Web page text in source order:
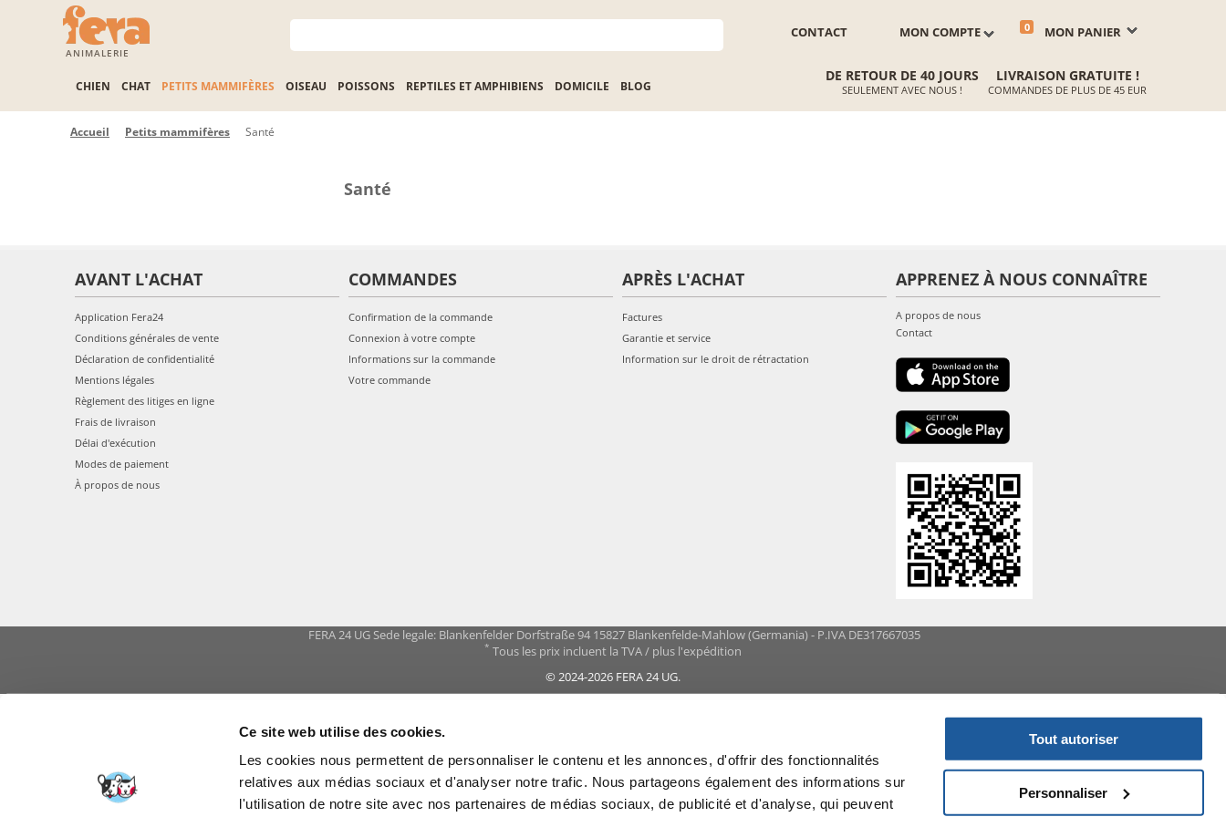
Ce site web utilise des cookies.
Les cookies nous permettent de personnaliser le contenu et les annonces, d'offrir des fonctionnalités
relatives aux médias sociaux et d'analyser notre trafic. Nous partageons également des informations sur
l'utilisation de notre site avec nos partenaires de médias sociaux, de publicité et d'analyse, qui peuvent
Tout autoriser
Personnaliser
ANIMALERIE
MON PANIER
0
MON COMPTE
CONTACT
CHIEN CHAT PETITS MAMMIFÈRES OISEAU POISSONS REPTILES ET AMPHIBIENS DOMICILE BLOG
DE RETOUR DE 40 JOURS
SEULEMENT AVEC NOUS !
LIVRAISON GRATUITE !
COMMANDES DE PLUS DE 45 EUR
Accueil Petits mammifères Santé
Santé
AVANT L'ACHAT
Application Fera24
Conditions générales de vente
Déclaration de confidentialité
Mentions légales
Règlement des litiges en ligne
Frais de livraison
Délai d'exécution
Modes de paiement
À propos de nous
COMMANDES
Confirmation de la commande
Connexion à votre compte
Informations sur la commande
Votre commande
APRÈS L'ACHAT
Factures
Garantie et service
Information sur le droit de rétractation
APPRENEZ À NOUS CONNAÎTRE
A propos de nous
Contact
FERA 24 UG Sede legale: Blankenfelder Dorfstraße 94 15827 Blankenfelde-Mahlow (Germania) - P.IVA DE317667035
* Tous les prix incluent la TVA / plus l'expédition
© 2024-2026 FERA 24 UG.